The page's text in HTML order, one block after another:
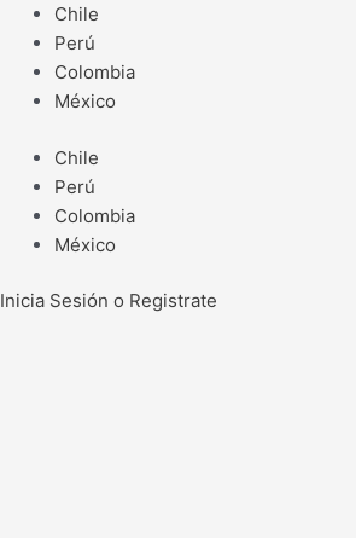
contenido
Chile
Perú
Colombia
México
Chile
Perú
Colombia
México
Inicia Sesión o Registrate